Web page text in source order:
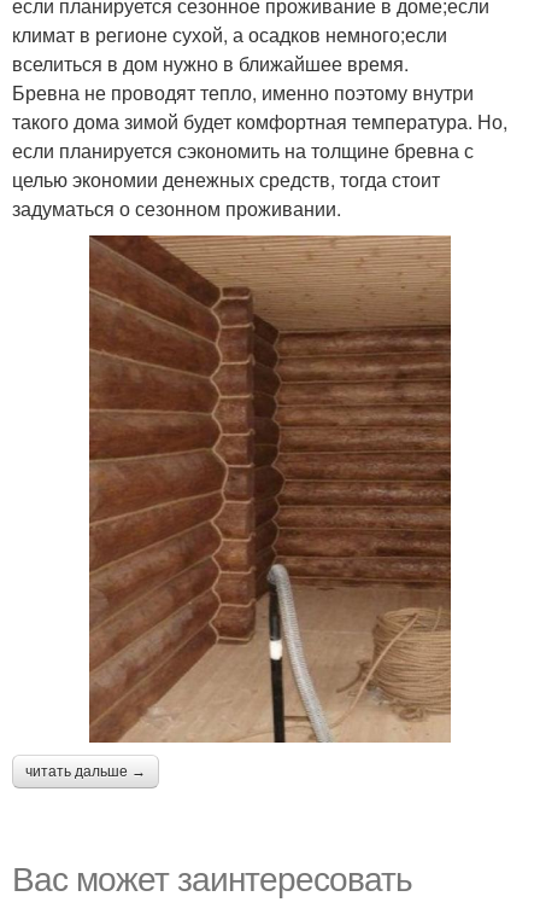
климат в регионе сухой, а осадков немного;если
вселиться в дом нужно в ближайшее время.
Бревна не проводят тепло, именно поэтому внутри
такого дома зимой будет комфортная температура. Но,
если планируется сэкономить на толщине бревна с
целью экономии денежных средств, тогда стоит
задуматься о сезонном проживании.
читать дальше →
Вас может заинтересовать